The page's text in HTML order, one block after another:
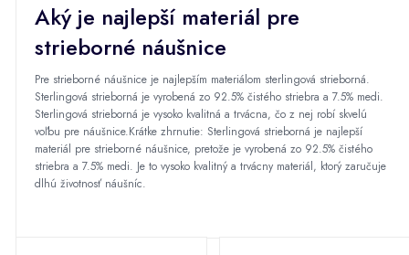
Aký je najlepší materiál pre
strieborné náušnice
Pre strieborné náušnice je najlepším materiálom sterlingová strieborná.
Sterlingová strieborná je vyrobená zo 92.5% čistého striebra a 7.5% medi.
Sterlingová strieborná je vysoko kvalitná a trvácna, čo z nej robí skvelú
voľbu pre náušnice.Krátke zhrnutie: Sterlingová strieborná je najlepší
materiál pre strieborné náušnice, pretože je vyrobená zo 92.5% čistého
striebra a 7.5% medi. Je to vysoko kvalitný a trvácny materiál, ktorý zaručuje
dlhú životnosť náušníc.